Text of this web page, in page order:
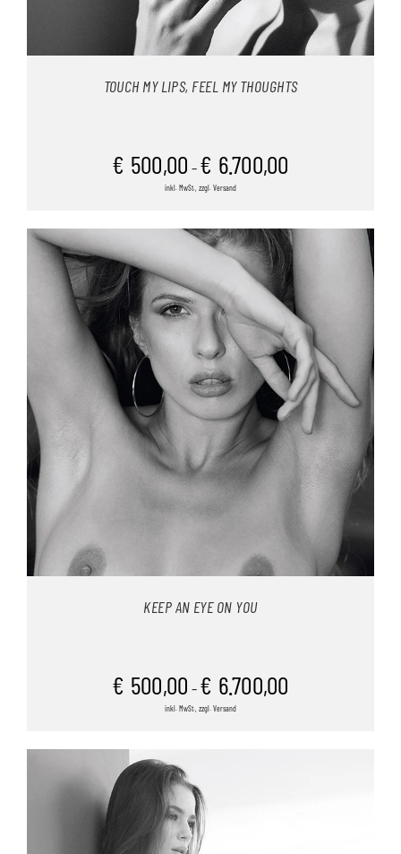
TOUCH MY LIPS, FEEL MY THOUGHTS
€ 500,00 – € 6.700,00
inkl. MwSt., zzgl. Versand
KEEP AN EYE ON YOU
€ 500,00 – € 6.700,00
inkl. MwSt., zzgl. Versand